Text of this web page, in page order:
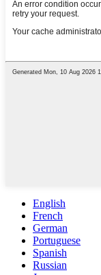
English
French
German
Portuguese
Spanish
Russian